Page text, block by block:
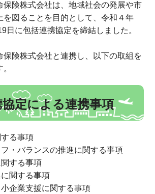
保険株式会社は、地域社会の発展や市
を図ることを目的として、令和４年
日に包括連携協定を締結しました。
保険株式会社と連携し、以下の取組を
定による連携事項
る事項
・バランスの推進に関する事項
する事項
関する事項
企業支援に関する事項